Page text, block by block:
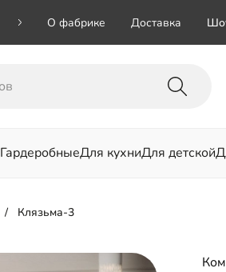
О фабрике Доставка
ГардеробныеДля кухниДля детской
Клязьма-3